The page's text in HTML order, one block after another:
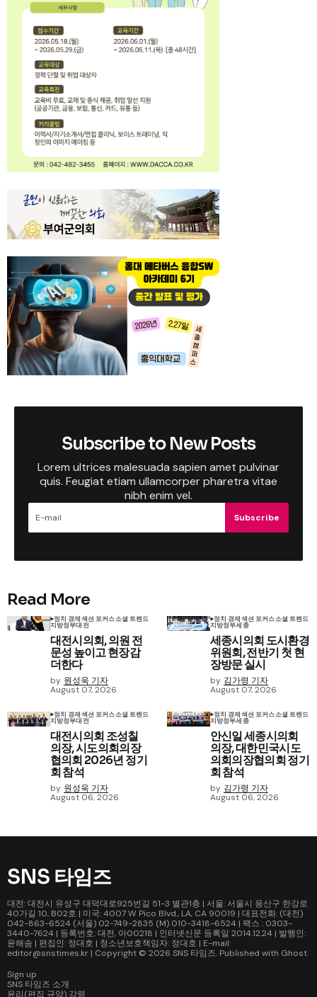
Subscribe to New Posts
Lorem ultrices malesuada sapien amet pulvinar
quis. Feugiat etiam ullamcorper pharetra vitae
nibh enim vel.
Subscribe
Read More
정치 경제 섹션 포커스소셜 트렌드
지방정부대전
대전시의회, 의원 전
문성 높이고 현장감
더한다
by 원성욱 기자
August 07, 2026
정치 경제 섹션 포커스소셜 트렌드
지방정부세종
세종시의회 도시환경
위원회, 전반기 첫 현
장방문 실시
by 김가령 기자
August 07, 2026
정치 경제 섹션 포커스소셜 트렌드
지방정부대전
대전시의회 조성칠
의장, 시도의회의장
협의회 2026년 정기
회 참석
by 원성욱 기자
August 06, 2026
정치 경제 섹션 포커스소셜 트렌드
지방정부세종
안신일 세종시의회
의장, 대한민국시도
의회의장협의회 정기
회 참석
by 김가령 기자
August 06, 2026
SNS 타임즈
대전: 대전시 유성구 대덕대로925번길 51-3 별관1층 | 서울: 서울시 용산구 한강로
40가길 10, B02호 | 미국: 4007 W Pico Blvd., LA, CA 90019 | 대표전화: (대전)
042-863-6524 (서울) 02-749-2835 (M) 010-3418-6524 | 팩스 : 0303-
3440-7624 | 등록번호: 대전, 아00218 | 인터넷신문 등록일 2014.12.24 | 발행인:
윤해솜 | 편집인: 정대호 | 청소년보호책임자: 정대호 | E-mail:
editor@snstimes.kr | Copyright © 2026 SNS 타임즈. Published with Ghost.
Sign up
SNS 타임즈 소개
윤리(편집 규약) 강령